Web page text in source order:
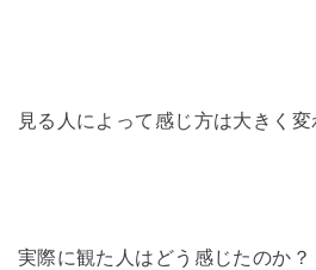
見る人によって感じ方は大きく変
実際に観た人はどう感じたのか？